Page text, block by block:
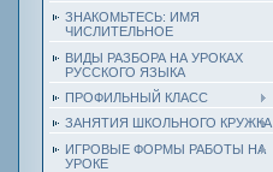
ЗНАКОМЬТЕСЬ: ИМЯ
ЧИСЛИТЕЛЬНОЕ
ВИДЫ РАЗБОРА НА УРОКАХ
РУССКОГО ЯЗЫКА
ПРОФИЛЬНЫЙ КЛАСС
ЗАНЯТИЯ ШКОЛЬНОГО КРУЖКА
ИГРОВЫЕ ФОРМЫ РАБОТЫ НА
УРОКЕ